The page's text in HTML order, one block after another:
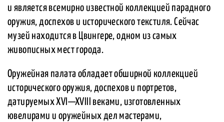
и является всемирно известной коллекцией парадного
оружия, доспехов и исторического текстиля. Сейчас
музей находится в Цвингере, одном из самых
живописных мест города.
Оружейная палата обладает обширной коллекцией
исторического оружия, доспехов и портретов,
датируемых XVI—XVIII веками, изготовленных
ювелирами и оружейных дел мастерами,